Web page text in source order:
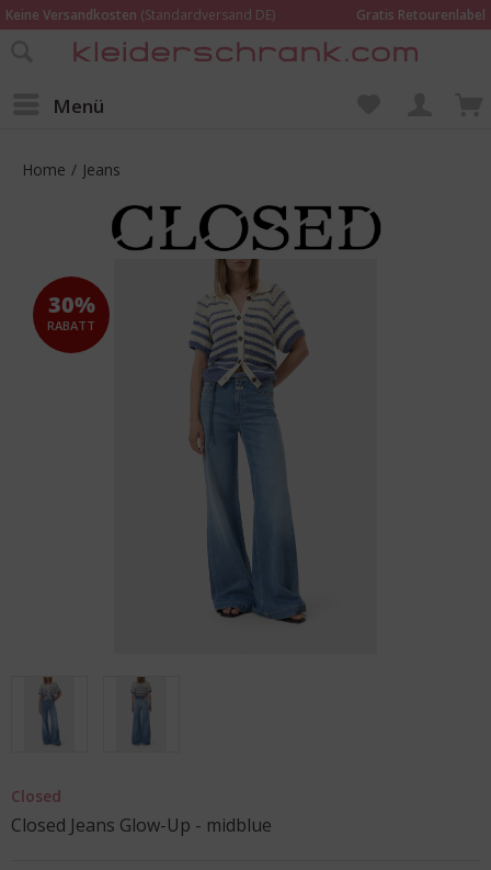
Keine Versandkosten (Standardversand DE)
Gratis Retourenlabel
Online bestellen – im Geschäft in Kempen anprobieren und beraten lassen
Menü
Home / Jeans
30%
RABATT
Closed
Closed Jeans Glow-Up - midblue